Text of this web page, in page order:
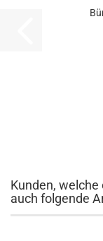
Kunden,
auch folgende